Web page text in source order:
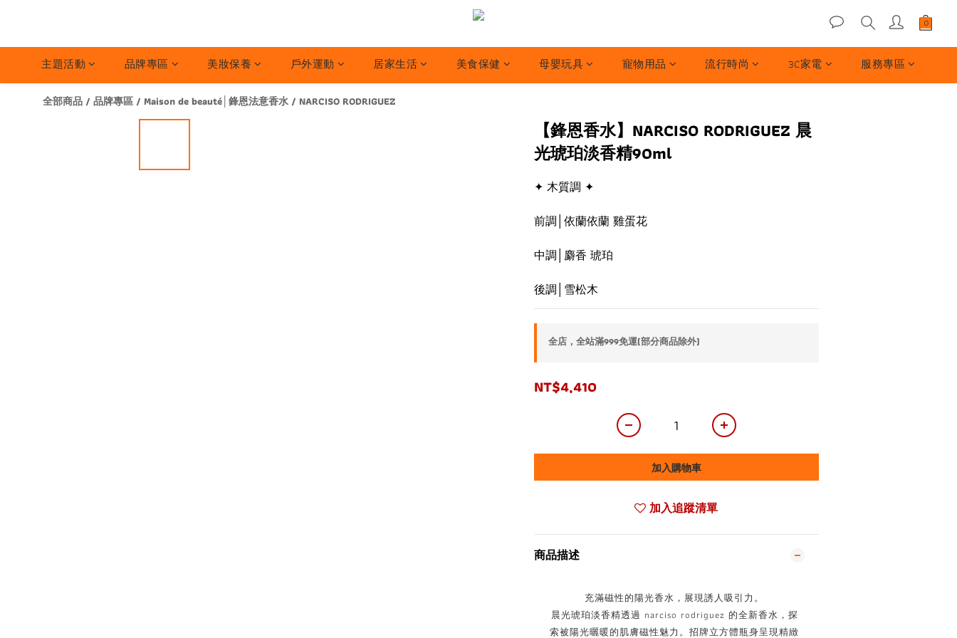
主題活動 品牌專區 美妝保養 戶外運動 居家生活 美食保健 母嬰玩具 寵物用品 流行時尚 3C家電 服務專區
全部商品/ 品牌專區/ Maison de beauté│鋒恩法意香水/ NARCISO RODRIGUEZ
【鋒恩香水】NARCISO RODRIGUEZ 晨
光琥珀淡香精90ml
✦ 木質調 ✦
前調│依蘭依蘭 雞蛋花
中調│麝香 琥珀
後調│雪松木
全店，全站滿999免運(部分商品除外)
NT$4,410
加入購物車
加入追蹤清單
商品描述
充滿磁性的陽光香水，展現誘人吸引力。
晨光琥珀淡香精透過 narciso rodriguez 的全新香水，探
索被陽光曬暖的肌膚磁性魅力。招牌立方體瓶身呈現精緻